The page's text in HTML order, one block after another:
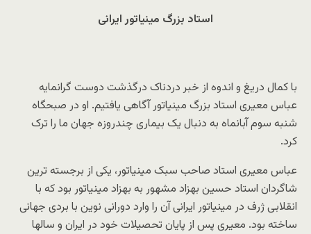
استاد بزرگ مینیاتور ایرانی
با کمال دریغ و اندوه از خبر دردناک درگذشت دوست گرانمایه
عباس معیری استاد بزرگ مینیاتور آگاهی یافتیم. او در صبحگاه
شنبه سوم آبانماه به دنبال یک بیماری چندروزه جهان ما را ترک
کرد.
عباس معیری استاد صاحب سبک مینیاتور، یکی از برجسته ترین
شاگردان استاد حسین بهزاد مشهور به بهزاد مینیاتور بود که با
انقلابی ژرف در مینیاتور ایرانی آن را وارد دورانی نوین با بردی جهانی
ساخته بود. معیری پس از پایان تحصیلات خود در ایران و سالها